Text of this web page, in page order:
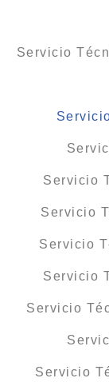
Servicio
Servicio
Servicio
Servicio
Servicio
Servicio
Servicio